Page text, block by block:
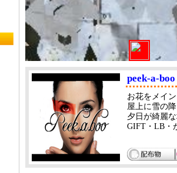
peek-a-boo
お花をメイ
屋上に雪の
夕日が綺麗
GIFT・LB・